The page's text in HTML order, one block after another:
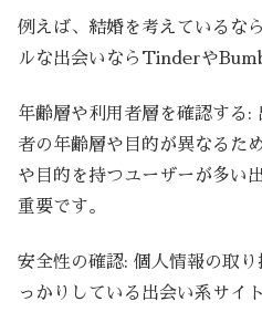
例えば、結婚を考えているな
ルな出会いならTinderや
年齢層や利用者層を確認する:
者の年齢層や目的が異なるた
や目的を持つユーザーが多い
重要です。
安全性の確認: 個人情報の取
っかりしている出会い系サイ